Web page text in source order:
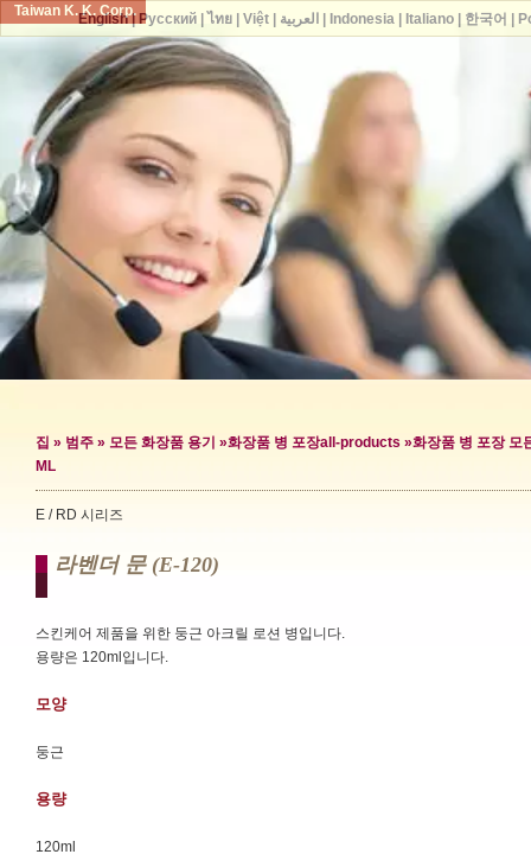
Taiwan K. K. Corp.
집 » 범주 » 모든 화장품 용기 »화장품 병 포장all-products »화장품 병 포장 모
ML
E / RD 시리즈
라벤더 문 (e-120)
스킨케어 제품을 위한 둥근 아크릴 로션 병입니다.
용량은 120ml입니다.
모양
둥근
용량
120ml
English| Русский| ไทย| Việt| العربية Indonesia| Italiano| 한국어